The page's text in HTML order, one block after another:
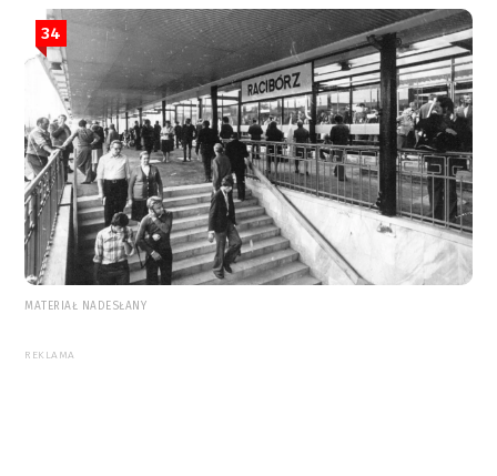
34
MATERIAŁ NADESŁANY
REKLAMA